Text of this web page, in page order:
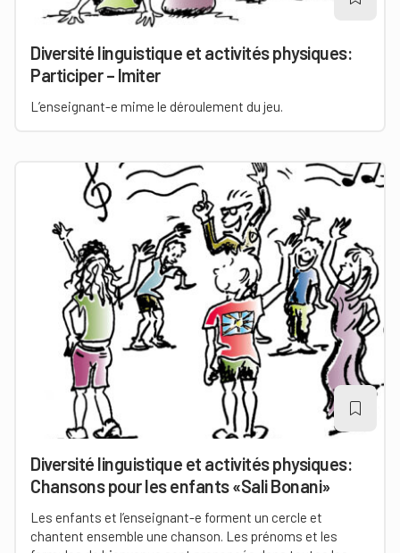
Diversité linguistique et activités physiques:
Participer – Imiter
L’enseignant-e mime le déroulement du jeu.
Diversité linguistique et activités physiques:
Chansons pour les enfants «Sali Bonani»
Les enfants et l’enseignant-e forment un cercle et
chantent ensemble une chanson. Les prénoms et les